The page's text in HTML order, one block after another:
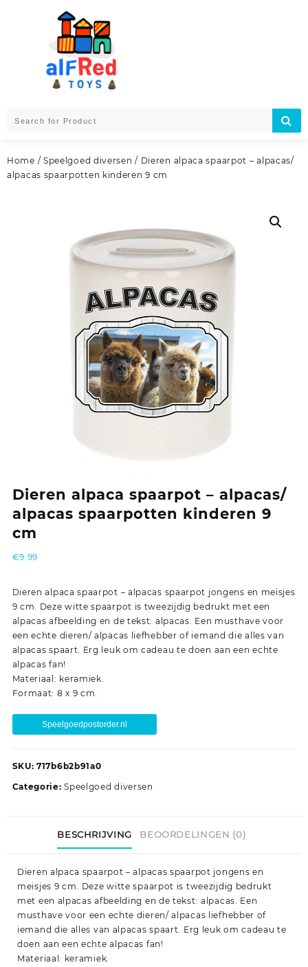
Home / Speelgoed diversen / Dieren alpaca spaarpot – alpacas/
alpacas spaarpotten kinderen 9 cm
Dieren alpaca spaarpot – alpacas/
alpacas spaarpotten kinderen 9
cm
€9.99
Dieren alpaca spaarpot – alpacas spaarpot jongens en meisjes
9 cm. Deze witte spaarpot is tweezijdig bedrukt met een
alpacas afbeelding en de tekst: alpacas. Een musthave voor
een echte dieren/ alpacas liefhebber of iemand die alles van
alpacas spaart. Erg leuk om cadeau te doen aan een echte
alpacas fan!
Materiaal: keramiek.
Formaat: 8 x 9 cm.
Speelgoedpostorder.nl
SKU: 717b6b2b91a0
Categorie:Speelgoed diversen
BESCHRIJVING BEOORDELINGEN (0)
Dieren alpaca spaarpot – alpacas spaarpot jongens en
meisjes 9 cm. Deze witte spaarpot is tweezijdig bedrukt
met een alpacas afbeelding en de tekst: alpacas. Een
musthave voor een echte dieren/ alpacas liefhebber of
iemand die alles van alpacas spaart. Erg leuk om cadeau te
doen aan een echte alpacas fan!
Materiaal: keramiek.